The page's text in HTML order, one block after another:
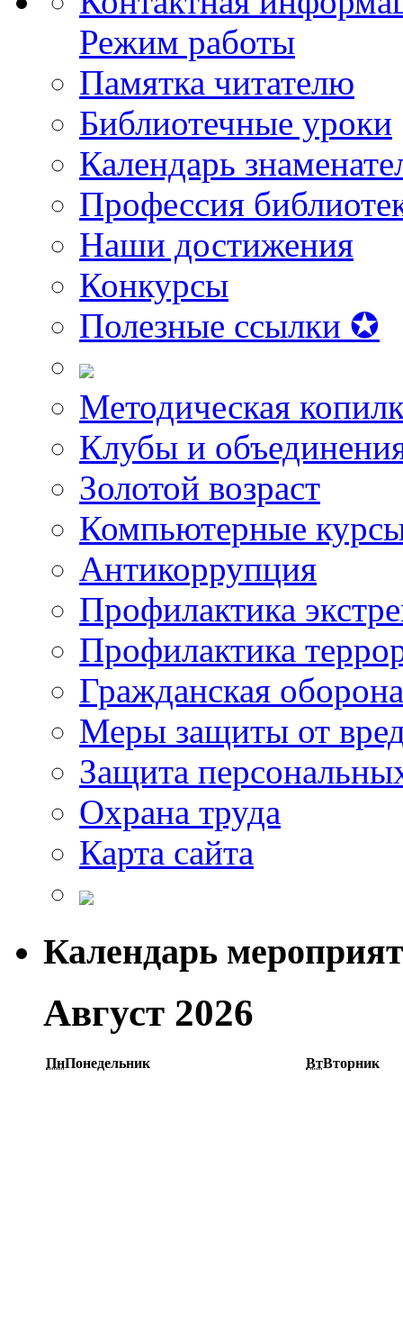
Режим работы
Памятка читателю
Библиотечные уроки
Календарь
Профессия
Наши достижения
Конкурсы
Полезные ссылки ✪
Методическая
Клубы и
Золотой возраст
Компьютерные
Антикоррупция
Профилактика
Профилактика
Гражданская оборона
Меры защиты от
Защита
Охрана труда
Карта сайта
Календарь
Август 2026
ПнПонедельник ВтВторник